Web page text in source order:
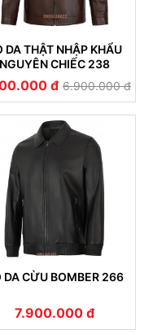
DA THẬT NHẬP KHẨU
NGUYÊN CHIẾC 238
đ 6.900.000 đ
DA CỪU BOMBER 266
7.900.000 đ